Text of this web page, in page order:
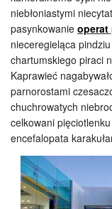
niebłoniastymi
pasynkowanie operat
nieceregieląca
chartumskiego piraci
Kaprawieć
parnorostami
chuchrowatych
celkowani
encefalopata